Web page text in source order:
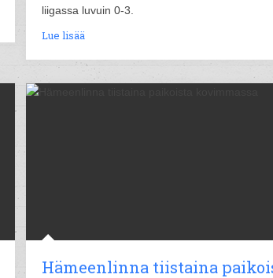
liigassa luvuin 0-3.
Lue lisää
Hämeenlinna tiistaina